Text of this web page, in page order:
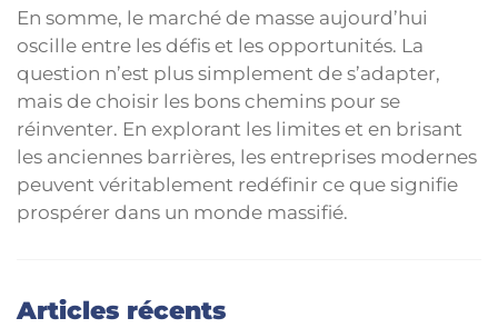
En somme, le marché de masse aujourd’hui
oscille entre les défis et les opportunités. La
question n’est plus simplement de s’adapter,
mais de choisir les bons chemins pour se
réinventer. En explorant les limites et en brisant
les anciennes barrières, les entreprises modernes
peuvent véritablement redéfinir ce que signifie
prospérer dans un monde massifié.
Articles récents